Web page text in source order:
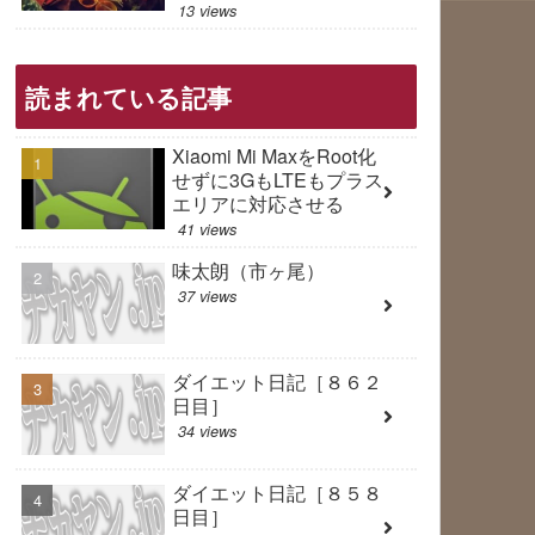
13 views
読まれている記事
Xiaomi Mi MaxをRoot化
せずに3GもLTEもプラス
エリアに対応させる
41 views
味太朗（市ヶ尾）
37 views
ダイエット日記［８６２
日目］
34 views
ダイエット日記［８５８
日目］